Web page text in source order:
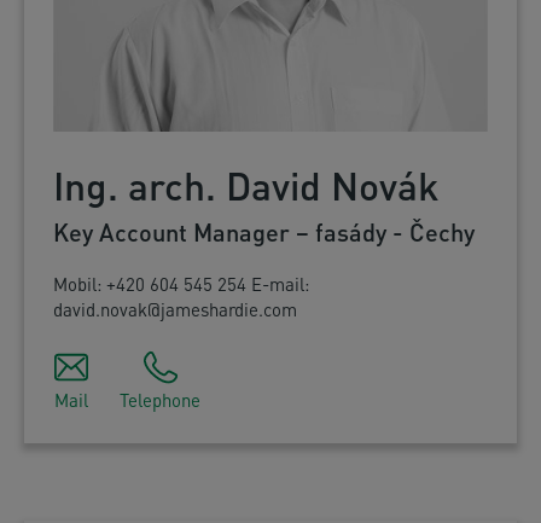
Ing. arch. David Novák
Key Account Manager – fasády - Čechy
Mobil: +420 604 545 254 E-mail:
david.novak@jameshardie.com
Mail Telephone